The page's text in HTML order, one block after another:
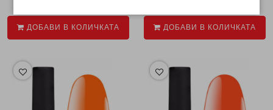
ДОБАВИ В КОЛИЧКАТА ДОБАВИ В КОЛИЧКАТА